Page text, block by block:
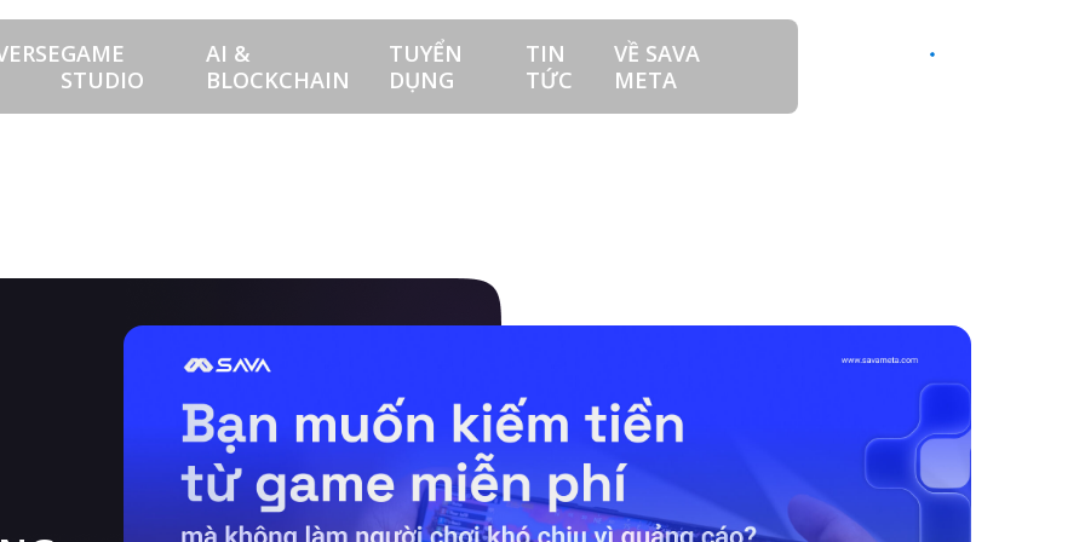
GAME
STUDIO
AI &
BLOCKCHAIN
TUYỂN
DỤNG
TIN
TỨC
VỀ SAVA
META